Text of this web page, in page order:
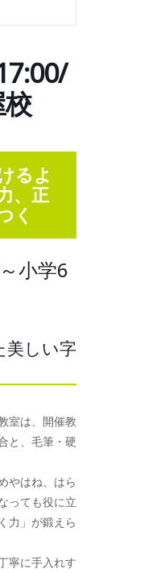
るよ
、正
く
小学6
美しい字
室は、開催教
と、毛筆・硬
やはね、はら
っても役に立
力」が鍛えら
寧に手入れす